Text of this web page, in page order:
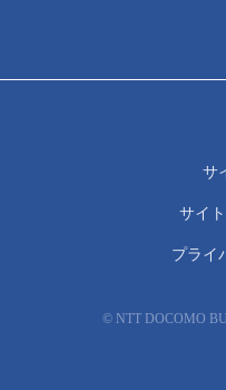
© NTT DOCOMO
サ
サイ
プライ